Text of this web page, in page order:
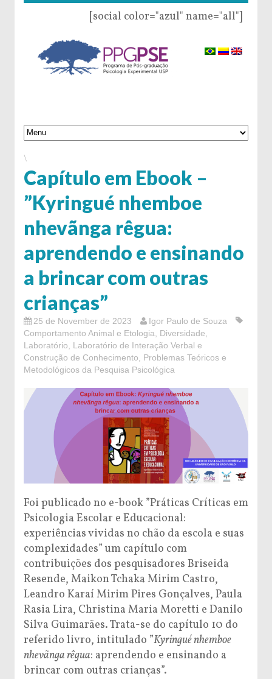
[social color="azul" name="all"]
\
Capítulo em Ebook –
”Kyringué nhemboe
nhevãnga rêgua:
aprendendo e ensinando
a brincar com outras
crianças”
25 de November de 2023
Igor Paulo de Souza
Comportamento Animal e Etologia
Diversidade
Laboratório
Laboratório de Interação Verbal e
Construção de Conhecimento
Problemas Teóricos e
Metodológicos da Pesquisa Psicológica
Foi publicado no e-book ”Práticas Críticas em
Psicologia Escolar e Educacional:
experiências vividas no chão da escola e suas
complexidades” um capítulo com
contribuições dos pesquisadores Briseida
Resende, Maikon Tchaka Mirim Castro,
Leandro Karaí Mirim Pires Gonçalves, Paula
Rasia Lira, Christina Maria Moretti e Danilo
Silva Guimarães. Trata-se do capítulo 10 do
referido livro, intitulado ”Kyringué nhemboe
nhevãnga rêgua: aprendendo e ensinando a
brincar com outras crianças”.